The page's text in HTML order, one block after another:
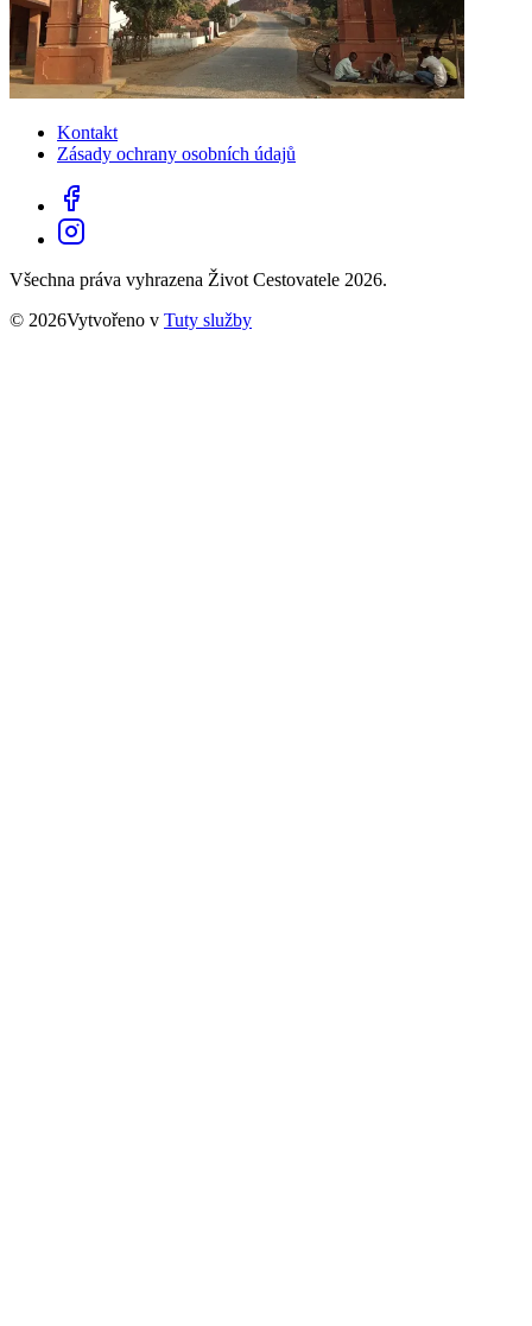
Kontakt
Zásady ochrany osobních údajů
Všechna práva vyhrazena Život Cestovatele 2026.
© 2026Vytvořeno v Tuty služby